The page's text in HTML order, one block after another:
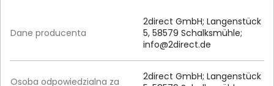
Dane producenta
2direct GmbH; Langenstück
5, 58579 Schalksmühle;
info@2direct.de
Osoba odpowiedzialna za
2direct GmbH; Langenstück